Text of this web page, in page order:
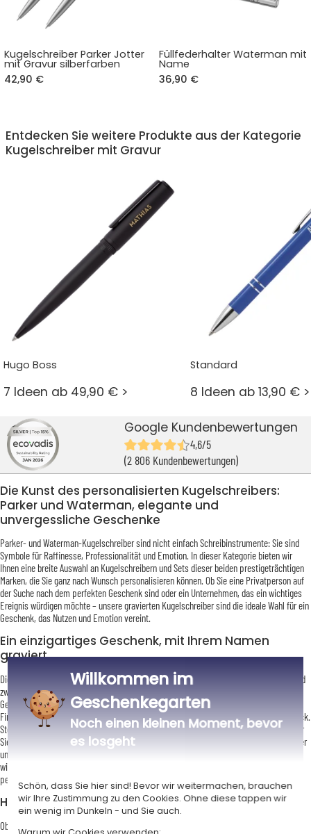
Kugelschreiber Parker Jotter
mit Gravur silberfarben
42,90 €
Füllfederhalter Waterman mit
Name
36,90 €
Entdecken Sie weitere Produkte aus der Kategorie
Kugelschreiber mit Gravur
Hugo Boss
7 Ideen ab 49,90 € >
Standard
8 Ideen ab 13,90 € >
Google Kundenbewertungen
4,6/5
(2 806 Kundenbewertungen)
Die Kunst des personalisierten Kugelschreibers:
Parker und Waterman, elegante und
unvergessliche Geschenke
Parker- und Waterman-Kugelschreiber sind nicht einfach Schreibinstrumente: Sie sind
Symbole für Raffinesse, Professionalität und Emotion. In dieser Kategorie bieten wir
Ihnen eine breite Auswahl an Kugelschreibern und Sets dieser beiden prestigeträchtigen
Marken, die Sie ganz nach Wunsch personalisieren können. Ob Sie eine Privatperson auf
der Suche nach dem perfekten Geschenk sind oder ein Unternehmen, das ein wichtiges
Ereignis würdigen möchte – unsere gravierten Kugelschreiber sind die ideale Wahl für ein
Geschenk, das Nutzen und Emotion vereint.
Ein einzigartiges Geschenk, mit Ihrem Namen
graviert
Die Personalisierung steht im Mittelpunkt unseres Angebots und macht den Unterschied
zwischen einem Parker- oder Waterman-Kugelschreiber und einem gewöhnlichen
Geschenk aus. Ein mit Ihrem Vornamen, einer besonderen Botschaft oder sogar einem
Firmenlogo gravierter Kugelschreiber wird zu einem einzigartigen, unvergesslichen Stück.
Stellen Sie sich einen Waterman-Füllfederhalter mit Ihrem gravierten Vornamen vor, der
Sie bei jeder wichtigen Unterschrift begleitet, oder ein Waterman-Set aus Kugelschreiber
und Füllfederhalter, verschenkt zu einem besonderen Anlass. Eine einfache, aber
wirkungsvolle Geste, die besondere Aufmerksamkeit zeigt und jedes Geschenk
persönlicher macht.
Hochwertige Kugelschreiber für jeden Anlass
Ob Sie sich für einen silbernen, goldenen oder kupferfarbenen Parker Jotter oder einen
Willkommen im
Geschenkegarten
Noch einen kleinen Moment, bevor
es losgeht
Schön, dass Sie hier sind! Bevor wir weitermachen, brauchen
wir Ihre Zustimmung zu den Cookies. Ohne diese tappen wir
ein wenig im Dunkeln - und Sie auch.